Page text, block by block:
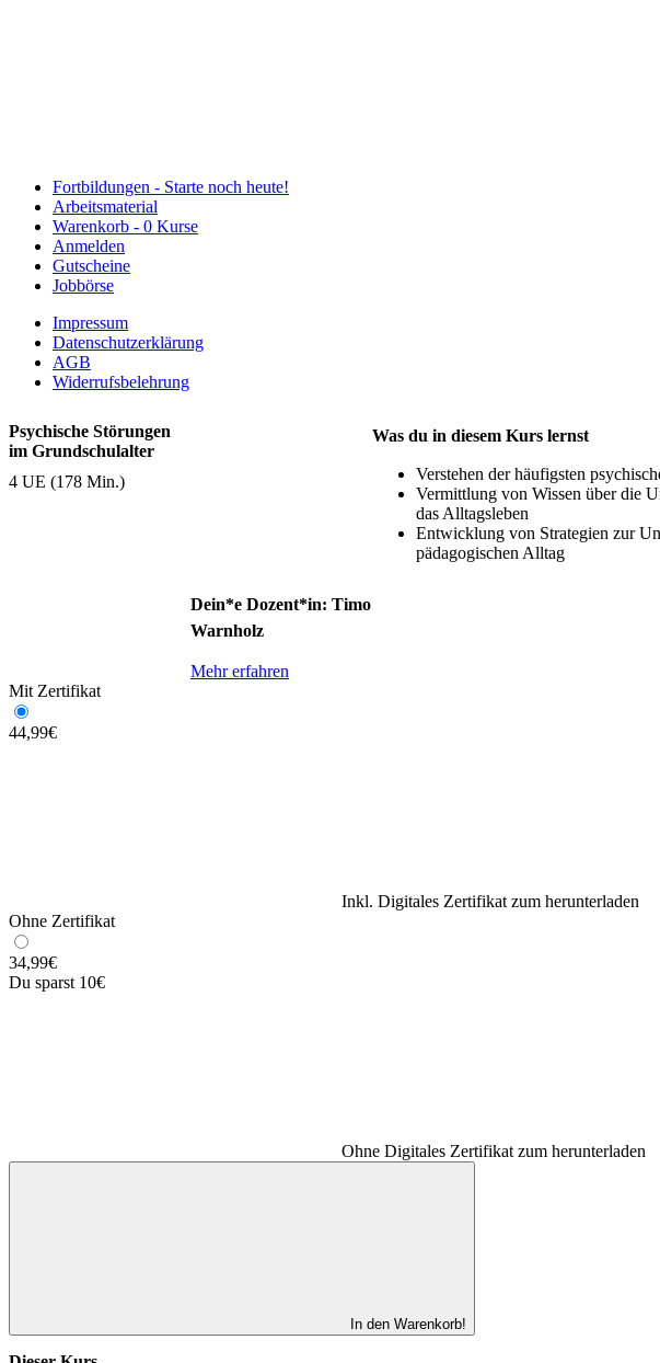
Fortbildungen - Starte noch heute!
Arbeitsmaterial
Warenkorb - 0 Kurse
Anmelden
Gutscheine
Jobbörse
Impressum
Datenschutzerklärung
AGB
Widerrufsbelehrung
Psychische Störungen
im Grundschulalter
4 UE (178 Min.)
Dein*e Dozent*in: Timo
Warnholz
Mehr erfahren
Was du in diesem Kurs lernst
Verstehen der häufigsten
Vermittlung von Wissen über die
das Alltagsleben
Entwicklung von Strategien zur
pädagogischen Alltag
Mit Zertifikat
44,99€
Inkl. Digitales Zertifikat zum herunterladen
Ohne Zertifikat
34,99€
Du sparst 10€
Ohne Digitales Zertifikat zum herunterladen
In den Warenkorb!